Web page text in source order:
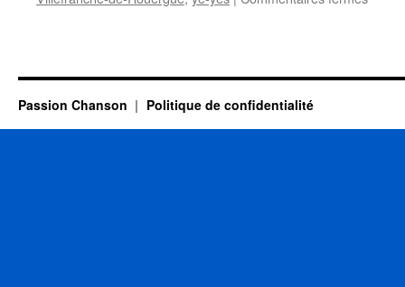
Passion Chanson Politique de confidentialité